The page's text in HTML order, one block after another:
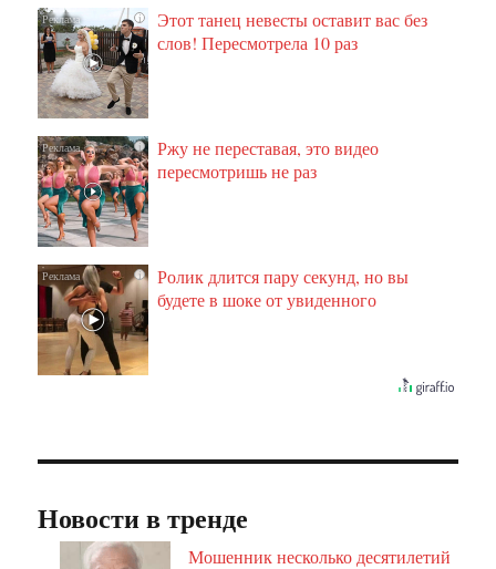
i
Этот танец невесты оставит вас без
слов! Пересмотрела 10 раз
i
Ржу не переставая, это видео
пересмотришь не раз
i
Ролик длится пару секунд, но вы
будете в шоке от увиденного
Новости в тренде
Мошенник несколько десятилетий